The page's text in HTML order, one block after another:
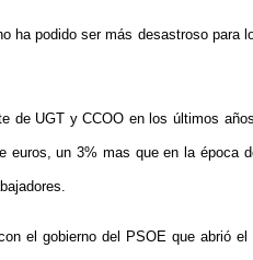
ha podido ser más desastroso
de UGT y CCOO en los últimos
euros, un 3% mas que en la
el gobierno del PSOE que abrió